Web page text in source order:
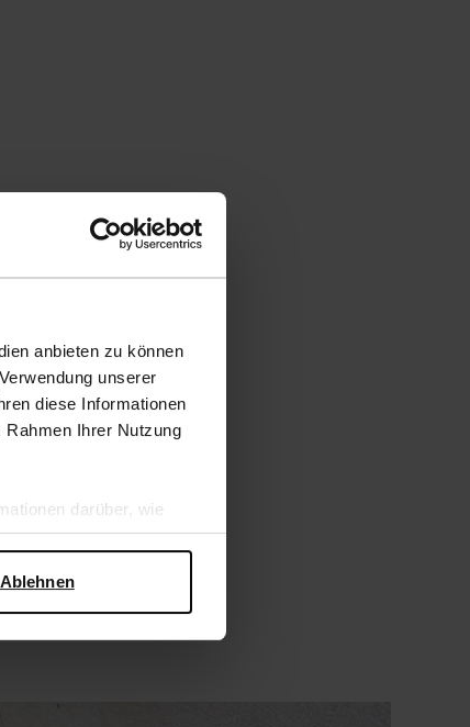
anbieten zu können
unserer
diese Informationen
Ihrer Nutzung
darüber, wie
und zum
Ablehnen